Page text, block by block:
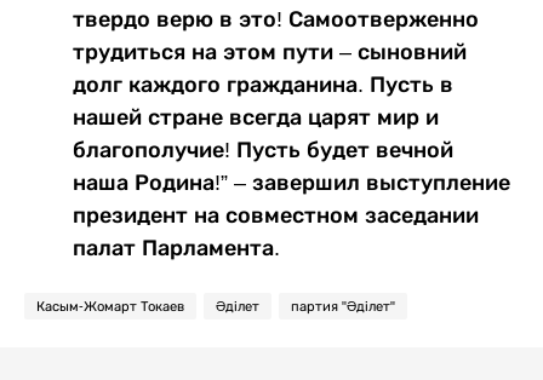
твердо верю в это! Самоотверженно
трудиться на этом пути – сыновний
долг каждого гражданина. Пусть в
нашей стране всегда царят мир и
благополучие! Пусть будет вечной
наша Родина!” – завершил выступление
президент на совместном заседании
палат Парламента.
Касым-Жомарт Токаев Әділет партия "Әділет"